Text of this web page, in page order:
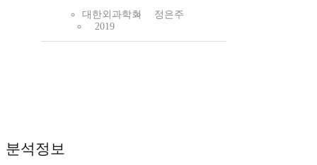
대한외과학회
정은주
2019
분석정보